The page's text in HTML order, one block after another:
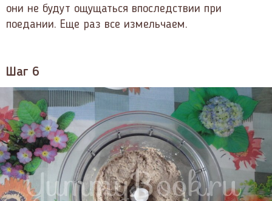
они не будут ощущаться впоследствии при
поедании. Еще раз все измельчаем.
Шаг 6